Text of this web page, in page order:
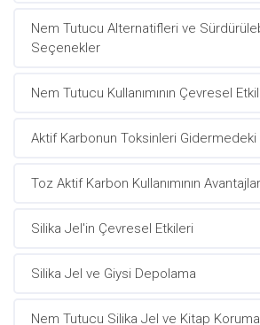
Nem Tutucu Alternatifleri ve
Seçenekler
Nem Tutucu Kullanımının Çevresel
Aktif Karbonun Toksinleri Gidermedeki
Toz Aktif Karbon Kullanımının
Silika Jel'in Çevresel Etkileri
Silika Jel ve Giysi Depolama
Nem Tutucu Silika Jel ve Kitap